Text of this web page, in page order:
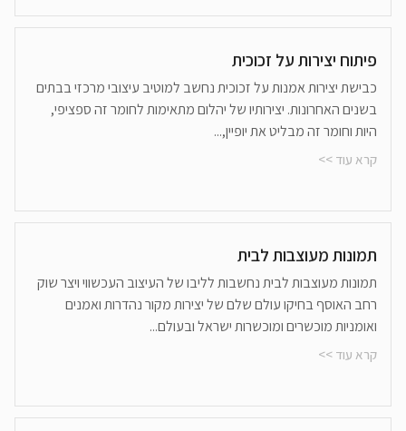
פיתוח יצירות על זכוכית
כבישת יצירות אמנות על זכוכית נחשב למוטיב עיצובי מרכזי בבתים
בשנים האחרונות. יצירותיו של יהלום מתאימות לחומר זה ספציפי,
היות וחומר זה מבליט את יופיין,...
קרא עוד >>
תמונות מעוצבות לבית
תמונות מעוצבות לבית נחשבות לליבו של העיצוב העכשווי ויצר שוק
רחב האוסף בחיקו עולם שלם של יצירות מקור נהדרות ואמנים
ואומניות מוכשרים ומוכשרות ישראל ובעולם...
קרא עוד >>